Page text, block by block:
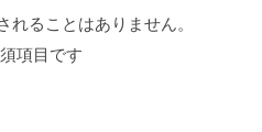
れることはありません。
項目です